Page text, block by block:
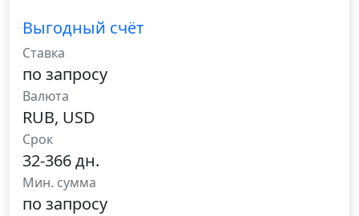
Выгодный счёт
Ставка
по запросу
Валюта
RUB, USD
Срок
32-366 дн.
Мин. сумма
по запросу